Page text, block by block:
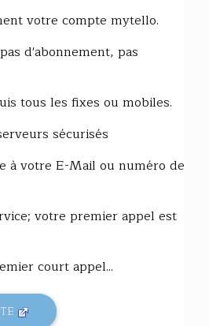
votre compte mytello.
d'abonnement, pas
tous les fixes ou mobiles.
sécurisés
à votre E-Mail ou numéro de
votre premier appel est
court appel...